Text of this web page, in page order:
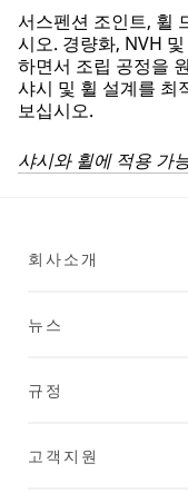
서스펜션 조인트, 휠
시오. 경량화, NVH
하면서 조립 공정을
샤시 및 휠 설계를 최
보십시오.
샤시와 휠에 적용 가
회사소개
뉴스
규정
고객지원